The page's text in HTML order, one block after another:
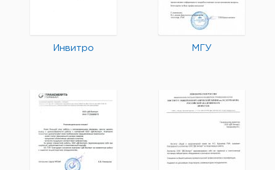
Инвитро МГУ